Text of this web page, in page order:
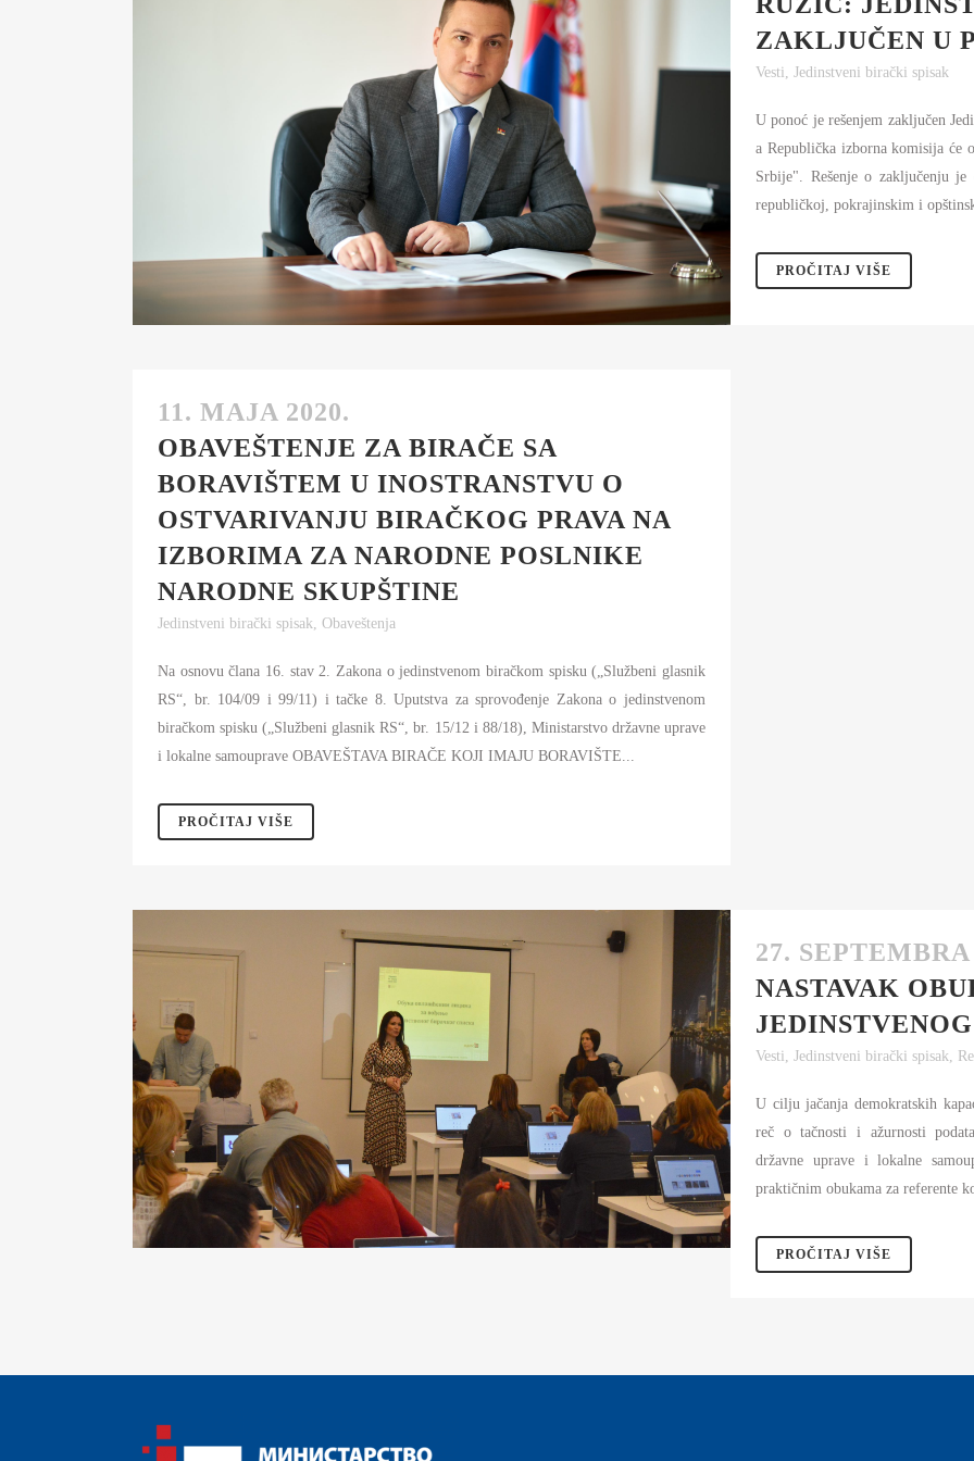
INFORMATOR O RADU
BUDŽET MINISTARSTVA
FINANSIJSKO UPRAVLJANJE I
KONTROLA
JAVNE NABAVKE
PLAN JAVNIH NABAVKI I IZVEŠTAJI
ZAKLJUČEN U
Vesti, Jedinstveni birački spisak
U ponoć je rešenjem zaključen
a Republička izborna komisija će
Srbije". Rešenje o zaključenju
republičkoj, pokrajinskim i
PROČITAJ VIŠE
11. MAJA 2020.
OBAVEŠTENJE ZA BIRAČE SA
BORAVIŠTEM U INOSTRANSTVU O
OSTVARIVANJU BIRAČKOG PRAVA NA
IZBORIMA ZA NARODNE POSLNIKE
NARODNE SKUPŠTINE
Jedinstveni birački spisak, Obaveštenja
Na osnovu člana 16. stav 2. Zakona o jedinstvenom biračkom spisku („Službeni glasnik
RS“, br. 104/09 i 99/11) i tačke 8. Uputstva za sprovođenje Zakona o jedinstvenom
biračkom spisku („Službeni glasnik RS“, br. 15/12 i 88/18), Ministarstvo državne uprave
i lokalne samouprave OBAVEŠTAVA BIRAČE KOJI IMAJU BORAVIŠTE...
PROČITAJ VIŠE
27. SEPTEMBRA
NASTAVAK
Vesti, Jedinstveni birački spisak,
U cilju jačanja demokratskih
reč o tačnosti i ažurnosti
državne uprave i lokalne
praktičnim obukama za referente
PROČITAJ VIŠE